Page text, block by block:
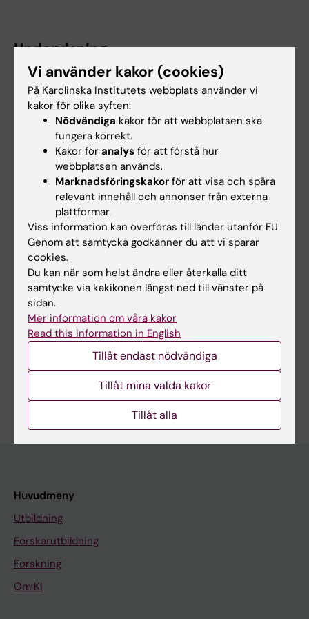
Undervisning
Kursansvarig/lärare/handledare/examinator för
kandidat- och
magisterstudenter i
Folkhälsovetenskap/Global Hälsa 2013-ff
External link
Forskningsområden:
Epidemiologi
Folkhälsovetenskap, global hälsa och socialmedicin
Forskningsämnen:
Alkoholkonsumtion
Alkoholmissbruk
Epidemiologiska studier
Missbruksrelaterade sjukdomar
Psykiatri
Randomiserad
klinisk prövning
[Publikationstyp]
Är du Anna Karin Danielsson?
Redigera din profil
Huvudmeny
Utbildning
Forskarutbildning
Forskning
Om KI
Vi använder kakor (cookies)
På Karolinska Institutets webbplats använder vi
kakor för olika syften:
Nödvändiga kakor för att webbplatsen ska
fungera korrekt.
Kakor för analys för att förstå hur
webbplatsen används.
Marknadsföringskakor för att visa och spåra
relevant innehåll och annonser från externa
plattformar.
Viss information kan överföras till länder utanför EU.
Genom att samtycka godkänner du att vi sparar
cookies.
Du kan när som helst ändra eller återkalla ditt
samtycke via kakikonen längst ned till vänster på
sidan.
Mer information om våra kakor
Read this information in English
Tillåt endast nödvändiga
Tillåt mina valda kakor
Tillåt alla